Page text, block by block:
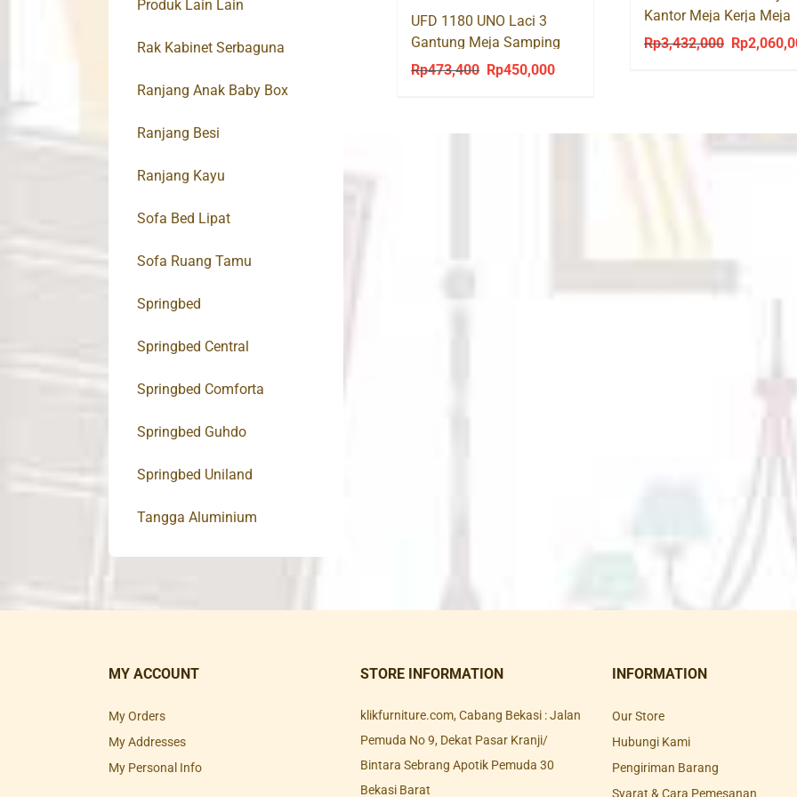
UFD 1180 UNO Laci 3
Gantung Meja Samping
Rp473,400
Original
Rp450,000Current
Kantor Meja Kerja Meja
Tulis Kaki Besi
Rp3,432,000
Original
Rp
Produk Lain Lain
Rak Kabinet Serbaguna
Ranjang Anak Baby Box
Ranjang Besi
Ranjang Kayu
Sofa Bed Lipat
Sofa Ruang Tamu
Springbed
Springbed Central
Springbed Comforta
Springbed Guhdo
Springbed Uniland
Tangga Aluminium
MY ACCOUNT
My Orders
My Addresses
My Personal Info
STORE INFORMATION
klikfurniture.com, Cabang Bekasi : Jalan
Pemuda No 9, Dekat Pasar Kranji/
Bintara Sebrang Apotik Pemuda 30
Bekasi Barat
INFORMATION
Our Store
Hubungi Kami
Pengiriman Barang
Syarat & Cara Pemesanan